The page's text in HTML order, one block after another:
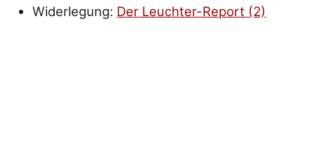
Widerlegung: Der Leuchter-Report (2)